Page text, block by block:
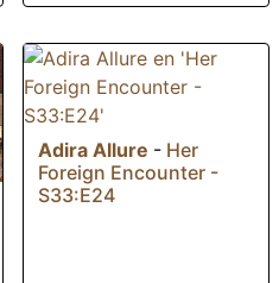
Adira Allure - Her
Foreign Encounter -
S33:E24